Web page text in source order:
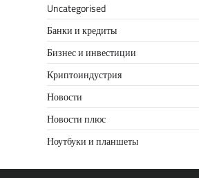
Uncategorised
Банки и кредиты
Бизнес и инвестиции
Криптоиндустрия
Новости
Новости плюс
Ноутбуки и планшеты